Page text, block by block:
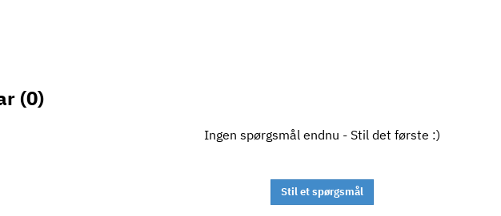
(0)
Ingen spørgsmål endnu - Stil det første :)
Stil et spørgsmål